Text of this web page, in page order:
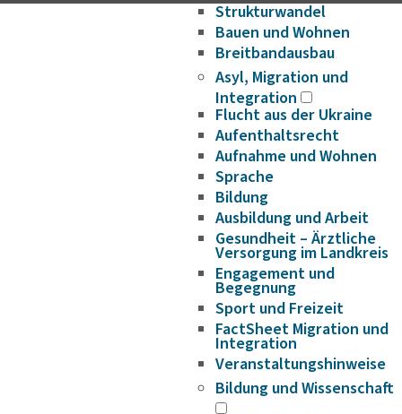
Strukturwandel
Bauen und Wohnen
Breitbandausbau
Asyl, Migration und
Integration
Flucht aus der Ukraine
Aufenthaltsrecht
Aufnahme und Wohnen
Sprache
Bildung
Ausbildung und Arbeit
Gesundheit – Ärztliche
Versorgung im Landkreis
Engagement und
Begegnung
Sport und Freizeit
FactSheet Migration und
Integration
Veranstaltungshinweise
Bildung und Wissenschaft